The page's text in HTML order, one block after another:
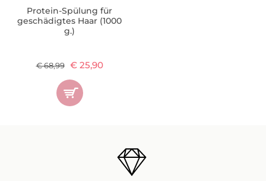
Protein-Spülung für
geschädigtes Haar (1000
g.)
€ 68,99 € 25,90